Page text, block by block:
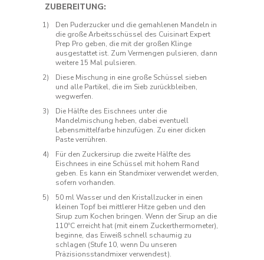
ZUBEREITUNG:
Den Puderzucker und die gemahlenen Mandeln in
die große Arbeitsschüssel des Cuisinart Expert
Prep Pro geben, die mit der großen Klinge
ausgestattet ist. Zum Vermengen pulsieren, dann
weitere 15 Mal pulsieren.
Diese Mischung in eine große Schüssel sieben
und alle Partikel, die im Sieb zurückbleiben,
wegwerfen.
Die Hälfte des Eischnees unter die
Mandelmischung heben, dabei eventuell
Lebensmittelfarbe hinzufügen. Zu einer dicken
Paste verrühren.
Für den Zuckersirup die zweite Hälfte des
Eischnees in eine Schüssel mit hohem Rand
geben. Es kann ein Standmixer verwendet werden,
sofern vorhanden.
50 ml Wasser und den Kristallzucker in einen
kleinen Topf bei mittlerer Hitze geben und den
Sirup zum Kochen bringen. Wenn der Sirup an die
110ºC erreicht hat (mit einem Zuckerthermometer),
beginne, das Eiweiß schnell schaumig zu
schlagen (Stufe 10, wenn Du unseren
Präzisionsstandmixer verwendest).